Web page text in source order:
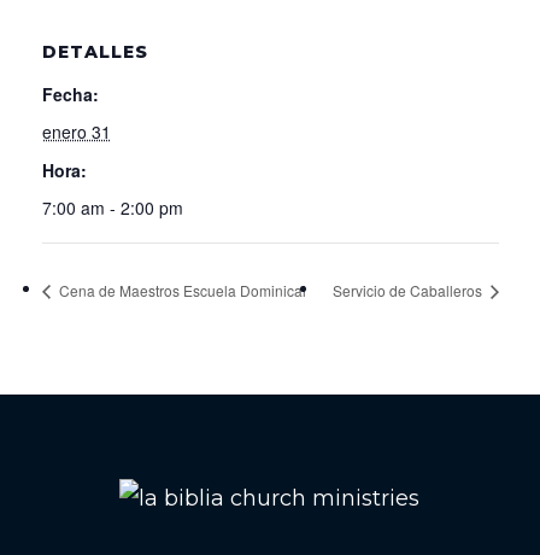
DETALLES
Fecha:
enero 31
Hora:
7:00 am - 2:00 pm
Cena de Maestros Escuela Dominical Servicio de Caballeros